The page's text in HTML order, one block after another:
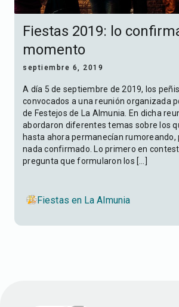
Fiestas 2019: lo
momento
septiembre 6, 2019
A día 5 de septiembre de 2019, los
convocados a una reunión organizada
de Festejos de La Almunia. En dicha
abordaron diferentes temas sobre los
hasta ahora permanecían rumoreando,
nada confirmado. Lo primero en
pregunta que formularon los […]
Fiestas en La Almunia